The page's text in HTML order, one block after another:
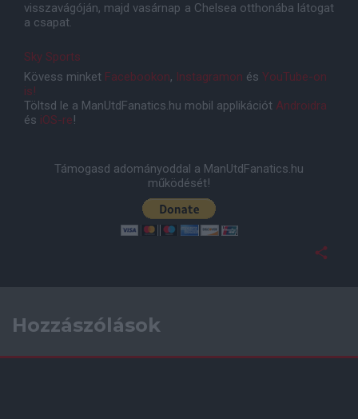
visszavágóján, majd vasárnap a Chelsea otthonába látogat
a csapat.
Sky Sports
Kövess minket Facebookon, Instagramon és YouTube-on
is!
Töltsd le a ManUtdFanatics.hu mobil applikációt Androidra
és iOS-re!
Támogasd adományoddal a ManUtdFanatics.hu
működését!
Hozzászólások